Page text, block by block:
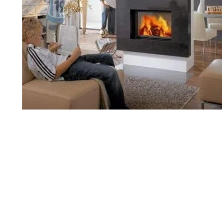
Palvelut
Kampanjat
Yhteystiedot
Pyydä tarjous
Projektit
Arkkitehdeille